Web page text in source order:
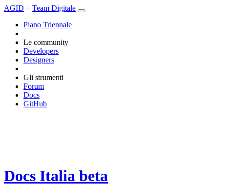
AGID + Team Digitale
Piano Triennale
Le community
Developers
Designers
Gli strumenti
Forum
Docs
GitHub
Docs Italia beta